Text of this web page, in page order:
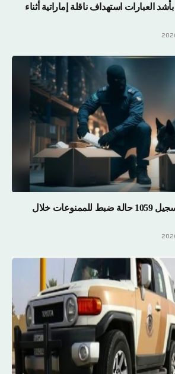
العبارات استهداف ناقلة إماراتية أثناء
«المنافذ الجمركية»: تسجيل 1059 حالة ضبط للممنوعات خلال